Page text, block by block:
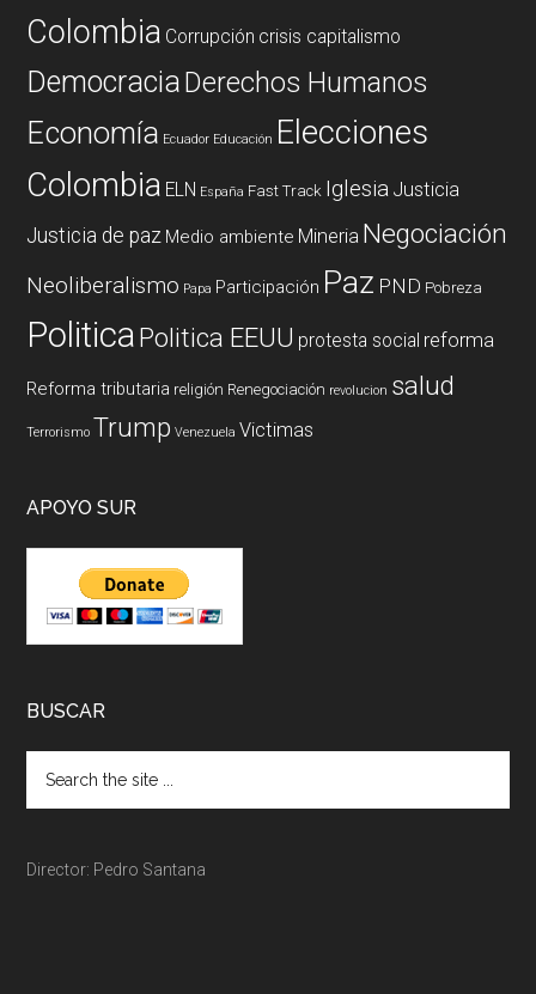
Colombia Corrupción crisis capitalismo
DemocraciaDerechos Humanos
Economía Ecuador Educación Elecciones
Colombia ELN España Fast Track Iglesia Justicia
Justicia de paz Medio ambiente Mineria Negociación
Neoliberalismo Papa Participación Paz PND Pobreza
PoliticaPolitica EEUU protesta social reforma
Reforma tributaria religión Renegociación revolucion salud
Terrorismo Trump Venezuela Victimas
APOYO SUR
BUSCAR
Director: Pedro Santana